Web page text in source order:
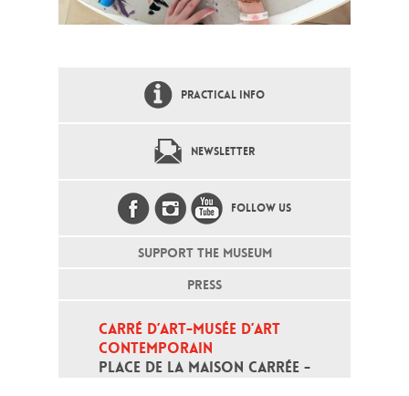
PRACTICAL INFO
NEWSLETTER
FOLLOW US
SUPPORT THE MUSEUM
PRESS
CARRÉ D’ART-MUSÉE D’ART
CONTEMPORAIN
PLACE DE LA MAISON CARRÉE -